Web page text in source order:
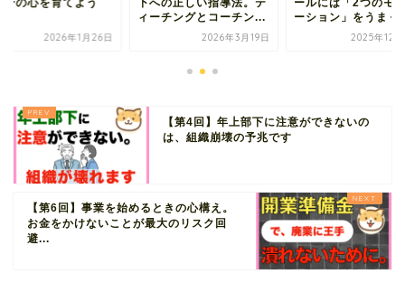
身の心を育てよう
2026年1月26日
下への正しい指導法。テ
ィーチングとコーチン...
2026年3月19日
ールには「2つのモ
ーション」をうまく
2025年12
【第4回】年上部下に注意ができないの
は、組織崩壊の予兆です
【第6回】事業を始めるときの心構え。
お金をかけないことが最大のリスク回
避...